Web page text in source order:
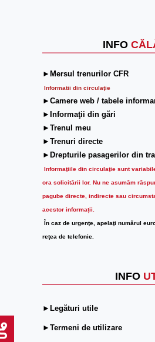
INFO
►Mersul trenurilor CFR
Informatii din circulaţie
►Camere web / tabele
►Informaţii din gări
►Trenul meu
►Trenuri directe
►Drepturile pasagerilor din
Informaţiile din circulaţie sunt
ora solicitării lor. Nu ne asumăm
pagube directe, indirecte sau
acestor informații.
În caz de urgenţe, apelaţi numărul
reţea de telefonie.
INFO
►Legături utile
►Termeni de utilizare